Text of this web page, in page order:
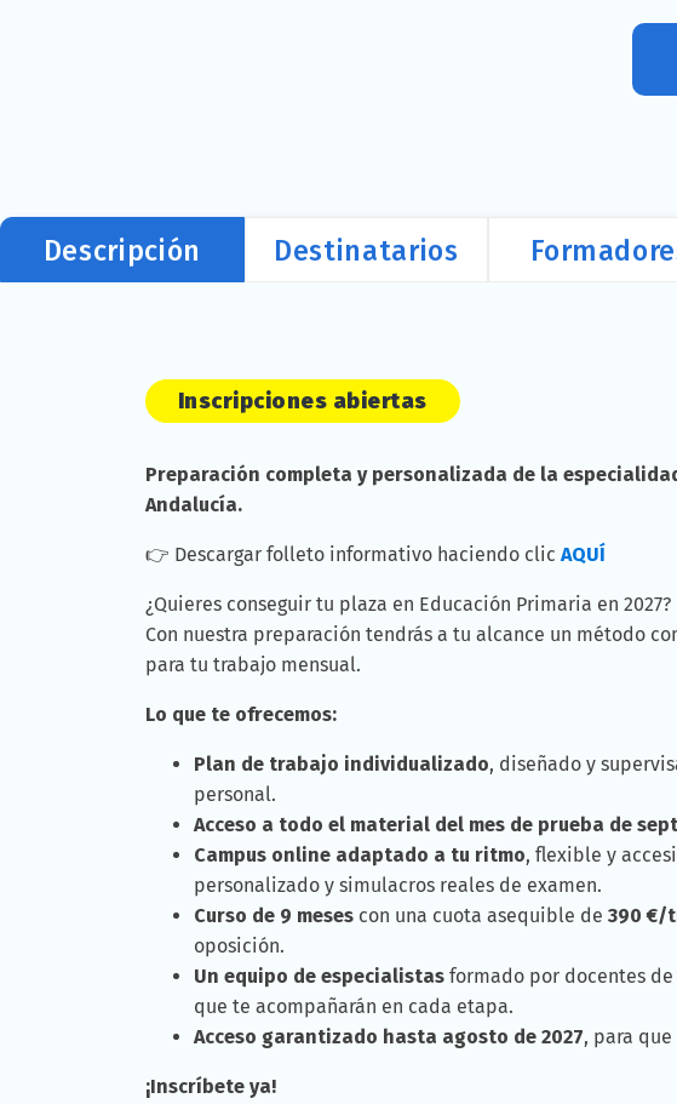
Descripción Destinatarios
Inscripciones abiertas
Preparación completa y personalizada de la
Andalucía.
👉 Descargar folleto informativo haciendo clic AQUÍ
¿Quieres conseguir tu plaza en Educación Primaria en 2027?
Con nuestra preparación tendrás a tu alcance un método
para tu trabajo mensual.
Lo que te ofrecemos:
Plan de trabajo individualizado, diseñado y
personal.
Acceso a todo el material del mes de prueba de
Campus online adaptado a tu ritmo, flexible y
personalizado y simulacros reales de examen.
Curso de 9 meses con una cuota asequible de 390 €/
oposición.
Un equipo de especialistas formado por docentes
que te acompañarán en cada etapa.
Acceso garantizado hasta agosto de 2027, para
¡Inscríbete ya!